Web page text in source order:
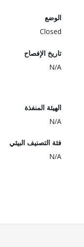
الوضع
Closed
تاريخ الإفصاح
N/A
الهيئة المنفذة
N/A
فئة التصنيف البيئي
N/A